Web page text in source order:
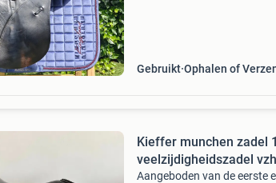
Gebruikt Ophalen of
Kieffer munchen zadel
veelzijdigheidszadel vzh
Aangeboden van de eerste